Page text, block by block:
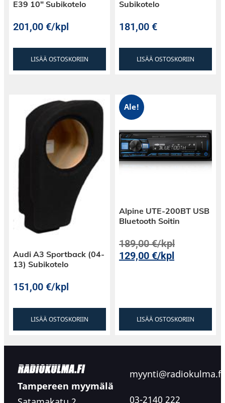
E39 10″ Subikotelo
201,00€/kpl
LISÄÄ OSTOSKORIIN
Subikotelo
181,00€
LISÄÄ OSTOSKORIIN
Audi A3 Sportback (04-
13) Subikotelo
151,00€/kpl
LISÄÄ OSTOSKORIIN
Ale!
Alpine UTE-200BT USB
Bluetooth Soitin
189,00€/kpl
129,00€/kpl
LISÄÄ OSTOSKORIIN
Tampereen myymälä
myynti@radiokulma.fi
03-2140 222